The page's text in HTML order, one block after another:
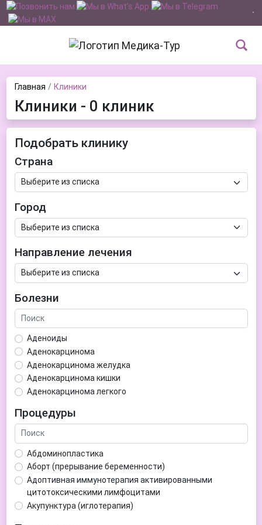
Главная Клиники
Клиники - 0 клиник
Подобрать клинику
Страна
Город
Направление лечения
Болезни
Аденоиды
Аденокарцинома
Аденокарцинома желудка
Аденокарцинома кишки
Аденокарцинома легкого
Аденома гипофиза
Аденома простаты
Аденома щитовидной железы
Аденомиоз
Адентия
Азооспермия
Акне (угри)
Алкоголизм
Процедуры
Абдоминопластика
Аборт (прерывание беременности)
Адоптивная иммунотерапия активированными
цитотоксическими лимфоцитами
Акупунктура (иглотерапия)